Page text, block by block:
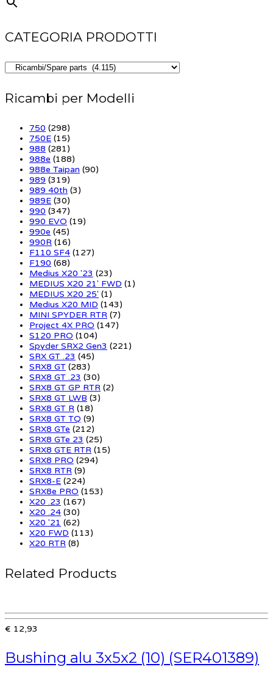
CATEGORIA PRODOTTI
Ricambi per Modelli
750 (298)
750E (15)
988 (281)
988e (188)
988e Taipan (90)
989 (319)
989 40th (3)
989E (30)
990 (347)
990 EVO (19)
990e (45)
990R (16)
F110 SF4 (127)
F190 (68)
Medius X20 '23 (23)
MEDIUS X20 21' FWD (1)
MEDIUS X20 25' (1)
Medius X20 MID (143)
MINI SPYDER RTR (7)
Project 4X PRO (147)
S120 PRO (104)
Spyder SRX2 Gen3 (221)
SRX GT .23 (45)
SRX8 GT (283)
SRX8 GT .23 (30)
SRX8 GT GP RTR (2)
SRX8 GT LWB (3)
SRX8 GT R (18)
SRX8 GT TQ (9)
SRX8 GTe (212)
SRX8 GTe 23 (25)
SRX8 GTE RTR (15)
SRX8 PRO (294)
SRX8 RTR (9)
SRX8-E (224)
SRX8e PRO (153)
X20 .23 (167)
X20 .24 (30)
X20 '21 (62)
X20 FWD (113)
X20 RTR (8)
Related Products
€ 12,93
Bushing alu 3x5x2 (10) (SER401389)